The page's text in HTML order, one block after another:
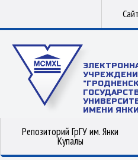
ИМЕНИ
Репозиторий ГрГУ им. Янки
Купалы